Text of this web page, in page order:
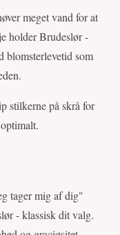
meget vand for at
holder Brudeslør -
blomsterlevetid som
stilkerne på skrå for
tager mig af dig"
- klassisk dit valg.